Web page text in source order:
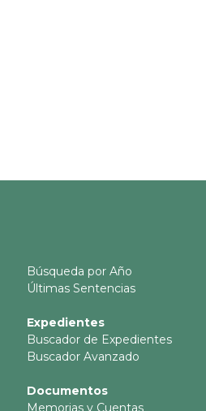
Búsqueda por Año
Últimas Sentencias
Expedientes
Buscador de Expedientes
Buscador Avanzado
Documentos
Memorias y Cuentas